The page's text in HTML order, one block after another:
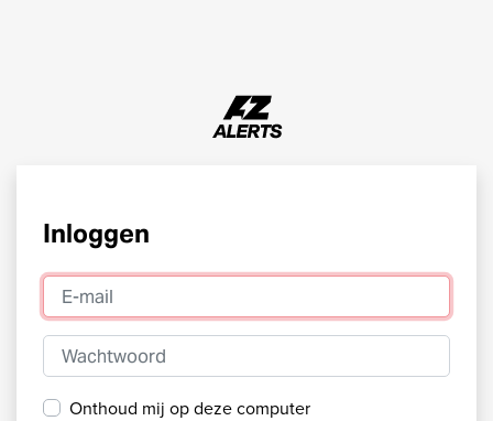
Inloggen
E-mail
Wachtwoord
Onthoud mij op deze computer